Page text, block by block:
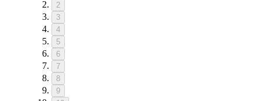
2
3
4
5
6
7
8
9